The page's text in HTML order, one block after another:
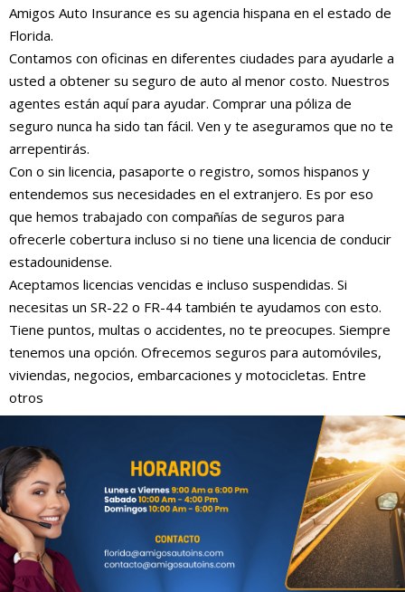
Amigos Auto Insurance es su agencia hispana en el estado de
Florida.
Contamos con oficinas en diferentes ciudades para ayudarle a
usted a obtener su seguro de auto al menor costo. Nuestros
agentes están aquí para ayudar. Comprar una póliza de
seguro nunca ha sido tan fácil. Ven y te aseguramos que no te
arrepentirás.
Con o sin licencia, pasaporte o registro, somos hispanos y
entendemos sus necesidades en el extranjero. Es por eso
que hemos trabajado con compañías de seguros para
ofrecerle cobertura incluso si no tiene una licencia de conducir
estadounidense.
Aceptamos licencias vencidas e incluso suspendidas. Si
necesitas un SR-22 o FR-44 también te ayudamos con esto.
Tiene puntos, multas o accidentes, no te preocupes. Siempre
tenemos una opción. Ofrecemos seguros para automóviles,
viviendas, negocios, embarcaciones y motocicletas. Entre
otros